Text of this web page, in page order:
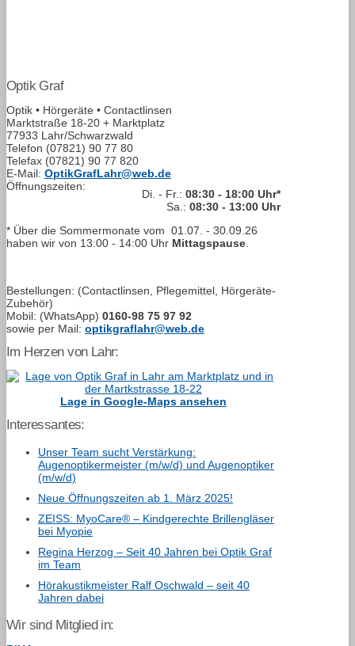
Optik Graf
Optik • Hörgeräte • Contactlinsen
Marktstraße 18-20 + Marktplatz
77933 Lahr/Schwarzwald
Telefon (07821) 90 77 80
Telefax (07821) 90 77 820
E-Mail: OptikGrafLahr@web.de
Öffnungszeiten:
Di. - Fr.: 08:30 - 18:00 Uhr*
Sa.: 08:30 - 13:00 Uhr
* Über die Sommermonate vom 01.07. - 30.09.26
haben wir von 13:00 - 14:00 Uhr Mittagspause
Bestellungen: (Contactlinsen, Pflegemittel, Hörgeräte-
Zubehör)
Mobil: (WhatsApp) 0160-98 75 97 92
sowie per Mail: optikgraflahr@web.de
Im Herzen von Lahr:
Lage in Google-Maps ansehen
Interessantes:
Unser Team sucht Verstärkung:
Augenoptikermeister (m/w/d) und Augenoptiker
(m/w/d)
Neue Öffnungszeiten ab 1. März 2025!
ZEISS: MyoCare® – Kindgerechte Brillengläser
bei Myopie
Regina Herzog – Seit 40 Jahren bei Optik Graf
im Team
Hörakustikmeister Ralf Oschwald – seit 40
Jahren dabei
Wir sind Mitglied in: